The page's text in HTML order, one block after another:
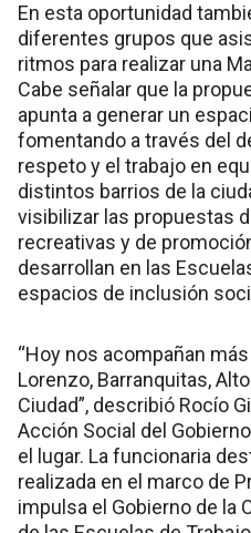
En esta oportunidad
diferentes grupos que
ritmos para realizar una
Cabe señalar que la
apunta a generar un
fomentando a través del
respeto y el trabajo en
distintos barrios de la
visibilizar las propuestas
recreativas y de
desarrollan en las
espacios de inclusión
“Hoy nos acompañan
Lorenzo, Barranquitas,
Ciudad”, describió Rocío
Acción Social del
el lugar. La funcionaria
realizada en el marco de
impulsa el Gobierno de la